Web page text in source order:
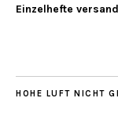
Einzelhefte
HOHE LUFT NICHT